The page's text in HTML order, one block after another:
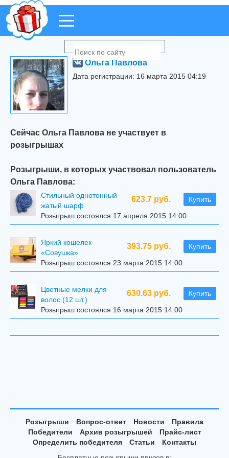
Ольга Павлова
Дата регистрации: 16 марта 2015 04:19
Сейчас Ольга Павлова не участвует в
розыгрышах
Розыгрыши, в которых участвовал пользователь
Ольга Павлова:
623.7 руб. Купить
Стильный однотонный
жатый шарф
Розыгрыш состоялся 17 апреля 2015 14:00
393.75 руб. Купить
Яркий кошелек
«Совушка»
Розыгрыш состоялся 23 марта 2015 14:00
630.63 руб. Купить
Цветные мелки для
волос (12 шт.)
Розыгрыш состоялся 16 марта 2015 14:00
Розыгрыши Вопрос-ответ Новости
Правила
Победители
Архив розыгрышей
Прайс-лист
Определить победителя
Статьи
Контакты